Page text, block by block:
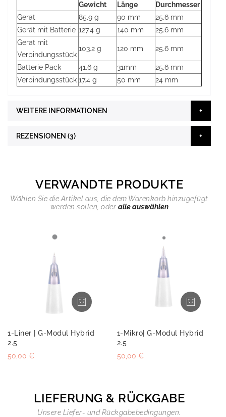
Gewicht Länge
Durchmesser
Gerät
85.9 g 90 mm
25.6 mm
Gerät mit Batterie 127.4 g 140 mm
25.6 mm
Gerät mit
Verbindungsstück
103.2 g 120 mm 25.6 mm
Batterie Pack 41.6 g 31mm
25.6 mm
Verbindungsstück 17.4 g 50 mm 24 mm
WEITERE INFORMATIONEN
REZENSIONEN 3
VERWANDTE PRODUKTE
Wählen Sie die Artikel aus, die dem Warenkorb hinzugefügt
werden sollen, oder alle auswählen
1-Liner | G-Modul Hybrid
2.5
50,00 €
1-Mikro| G-Modul Hybrid
2.5
50,00 €
LIEFERUNG & RÜCKGABE
Unsere Liefer- und Rückgabebedingungen.